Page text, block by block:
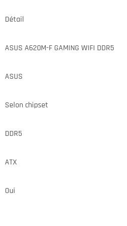
Détail
ASUS A620M-F GAMING WIFI DDR5
ASUS
Selon chipset
DDR5
ATX
Oui